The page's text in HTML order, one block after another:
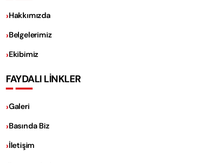
Hakkımızda
Belgelerimiz
Ekibimiz
FAYDALI LİNKLER
Galeri
Basında Biz
İletişim